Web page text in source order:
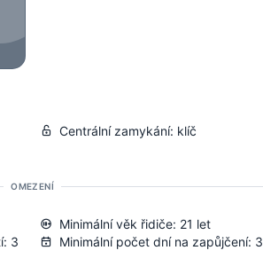
Centrální zamykání: klíč
OMEZENÍ
Minimální věk řidiče: 21 let
3
Minimální počet dní na zapůjčení: 3